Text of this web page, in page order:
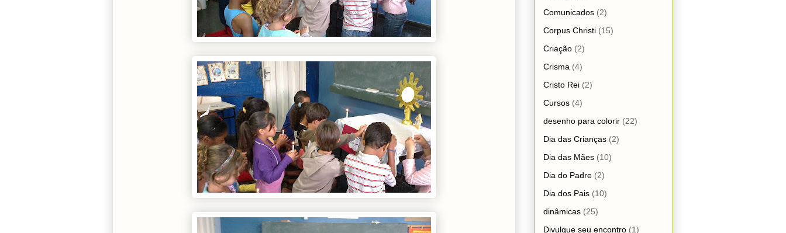
Comunicados (2)
Corpus Christi (15)
Criação (2)
Crisma (4)
Cristo Rei (2)
Cursos (4)
desenho para colorir (22)
Dia das Crianças (2)
Dia das Mães (10)
Dia do Padre (2)
Dia dos Pais (10)
dinâmicas (25)
Divulgue seu encontro (1)